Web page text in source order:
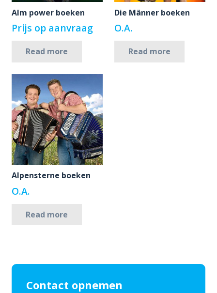
Alm power boeken
Prijs op aanvraag
Read more
Die Männer boeken
O.A.
Read more
Alpensterne boeken
O.A.
Read more
Contact opnemen